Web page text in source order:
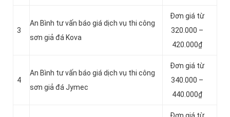
3
An Bình tư vấn báo giá dịch vụ thi công
sơn giả đá Kova
Đơn giá từ
320.000 –
420.000₫
4
An Bình tư vấn báo giá dịch vụ thi công
sơn giả đá Jymec
Đơn giá từ
340.000 –
440.000₫